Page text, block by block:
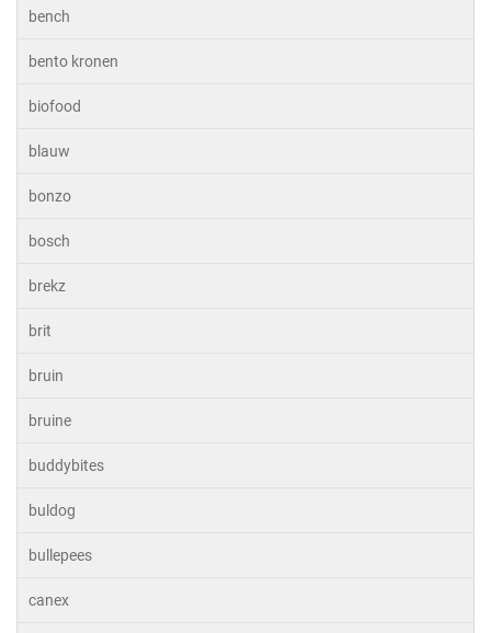
bench
bento kronen
biofood
blauw
bonzo
bosch
brekz
brit
bruin
bruine
buddybites
buldog
bullepees
canex